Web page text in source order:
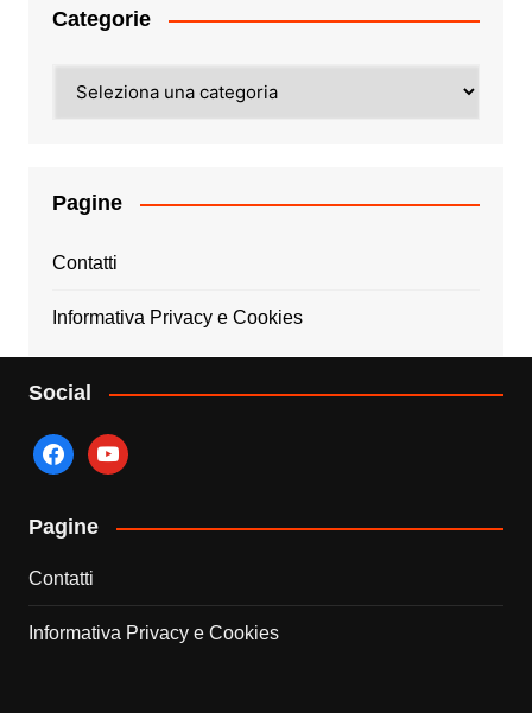
Categorie
Pagine
Contatti
Informativa Privacy e Cookies
Social
facebookyoutube
Pagine
Contatti
Informativa Privacy e Cookies